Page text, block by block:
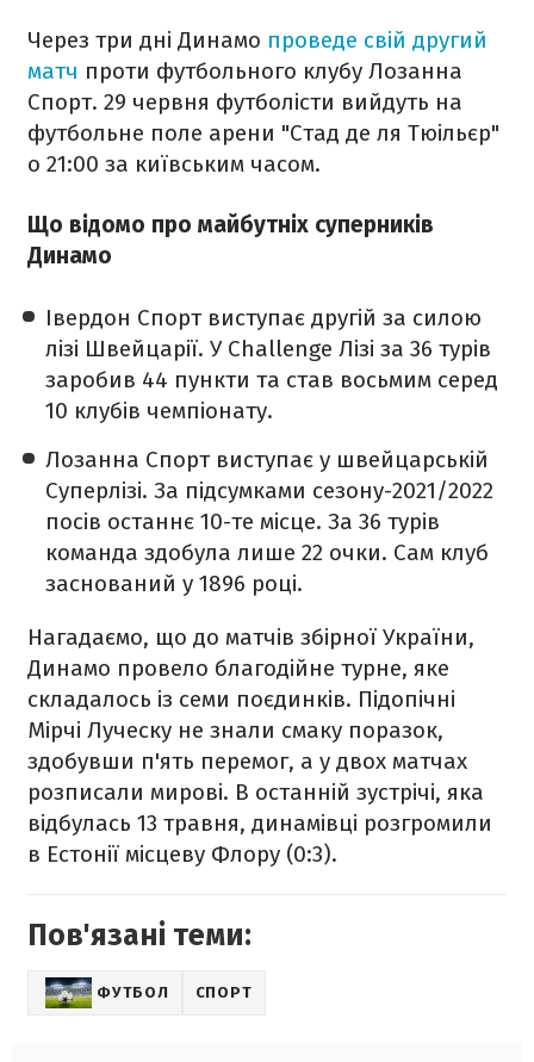
Через три дні Динамо проведе свій другий
матч проти футбольного клубу Лозанна
Спорт. 29 червня футболісти вийдуть на
футбольне поле арени "Стад де ля Тюільєр"
о 21:00 за київським часом.
Що відомо про майбутніх суперників
Динамо
Івердон Спорт виступає другій за силою
лізі Швейцарії. У Challenge Лізі за 36 турів
заробив 44 пункти та став восьмим серед
10 клубів чемпіонату.
Лозанна Спорт виступає у швейцарській
Суперлізі. За підсумками сезону-2021/2022
посів останнє 10-те місце. За 36 турів
команда здобула лише 22 очки. Сам клуб
заснований у 1896 році.
Нагадаємо, що до матчів збірної України,
Динамо провело благодійне турне, яке
складалось із семи поєдинків. Підопічні
Мірчі Луческу не знали смаку поразок,
здобувши п'ять перемог, а у двох матчах
розписали мирові. В останній зустрічі, яка
відбулась 13 травня, динамівці розгромили
в Естонії місцеву Флору (0:3).
Пов'язані теми:
ФУТБОЛ СПОРТ